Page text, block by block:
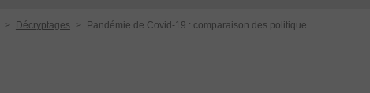
> Décryptages > Pandémie de Covid-19 : comparaison des politiques budgétaires en Europe